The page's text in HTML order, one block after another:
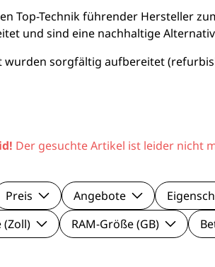
Top-Technik führender Hersteller
und sind eine nachhaltige
sorgfältig aufbereitet
Der gesuchte Artikel ist leider nicht
Preis Angebote
(Zoll)
RAM-Größe (GB)